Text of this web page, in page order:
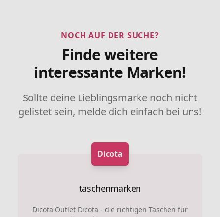
NOCH AUF DER SUCHE?
Finde weitere
interessante Marken!
Sollte deine Lieblingsmarke noch nicht
gelistet sein, melde dich einfach bei uns!
Dicota
taschenmarken
Dicota Outlet Dicota - die richtigen Taschen für